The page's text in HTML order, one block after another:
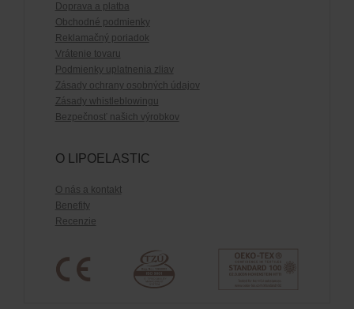
Doprava a platba
Obchodné podmienky
Reklamačný poriadok
Vrátenie tovaru
Podmienky uplatnenia zliav
Zásady ochrany osobných údajov
Zásady whistleblowingu
Bezpečnosť našich výrobkov
O LIPOELASTIC
O nás a kontakt
Benefity
Recenzie